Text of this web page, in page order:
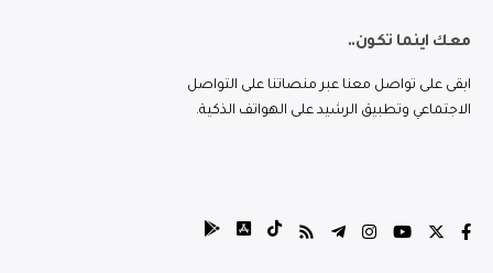
معك اينما تكون..
ابقى على تواصل معنا عبر منصاتنا على التواصل
الاجتماعي وتطبيق الرشيد على الهواتف الذكية.